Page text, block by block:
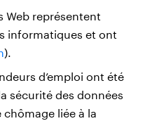
Web représentent
informatiques et ont
).
d’emploi ont été
sécurité des données
chômage liée à la